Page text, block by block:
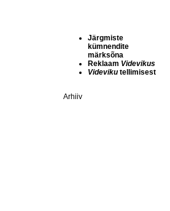
Järgmiste
kümnendite
märksõna
Reklaam Videvikus
Videviku tellimisest
Arhiiv